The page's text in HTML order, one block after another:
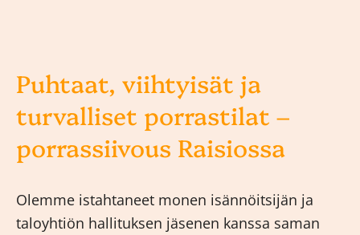
Puhtaat, viihtyisät ja
turvalliset porrastilat –
porrassiivous Raisiossa
Olemme istahtaneet monen isännöitsijän ja
taloyhtiön hallituksen jäsenen kanssa saman